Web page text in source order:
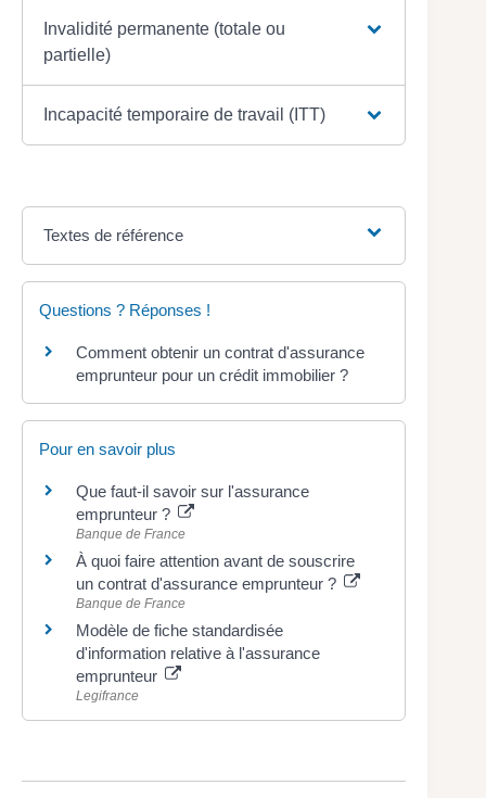
Invalidité permanente (totale ou
partielle)
Incapacité temporaire de travail (ITT)
Textes de référence
Questions ? Réponses !
Comment obtenir un contrat d'assurance
emprunteur pour un crédit immobilier ?
Pour en savoir plus
Que faut-il savoir sur l'assurance
emprunteur ?
Banque de France
À quoi faire attention avant de souscrire
un contrat d'assurance emprunteur ?
Banque de France
Modèle de fiche standardisée
d'information relative à l'assurance
emprunteur
Legifrance